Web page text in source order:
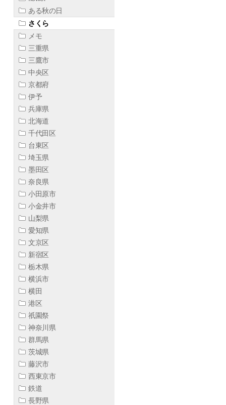
ある秋の日
さくら
メモ
三重県
三鷹市
中央区
京都府
伊予
兵庫県
北海道
千代田区
台東区
埼玉県
墨田区
奈良県
小田原市
小金井市
山梨県
愛知県
文京区
新宿区
栃木県
横浜市
横田
港区
祇園祭
神奈川県
群馬県
茨城県
藤沢市
西東京市
鉄道
長野県